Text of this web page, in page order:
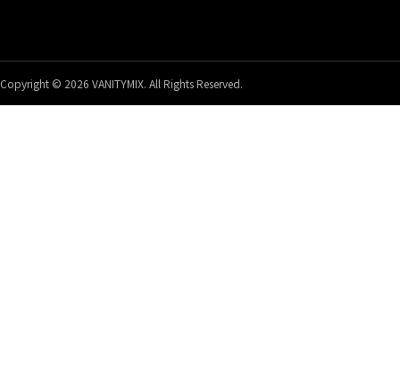
Copyright © 2026 VANITYMIX. All Rights Reserved.